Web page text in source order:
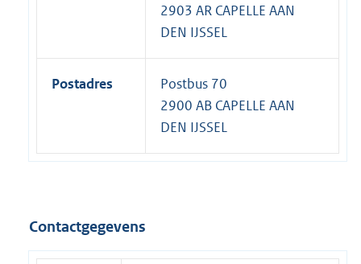
2903 AR CAPELLE AAN
DEN IJSSEL
Postadres
Postbus 70
2900 AB CAPELLE AAN
DEN IJSSEL
Contactgegevens